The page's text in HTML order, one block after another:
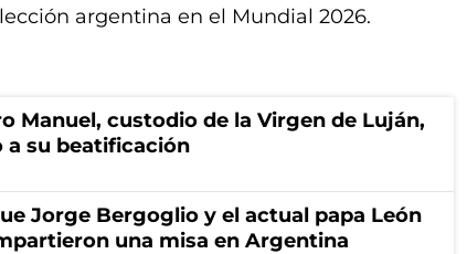
argentina en el Mundial 2026.
Manuel, custodio de la Virgen de Luján,
a su beatificación
Jorge Bergoglio y el actual papa León
una misa en Argentina